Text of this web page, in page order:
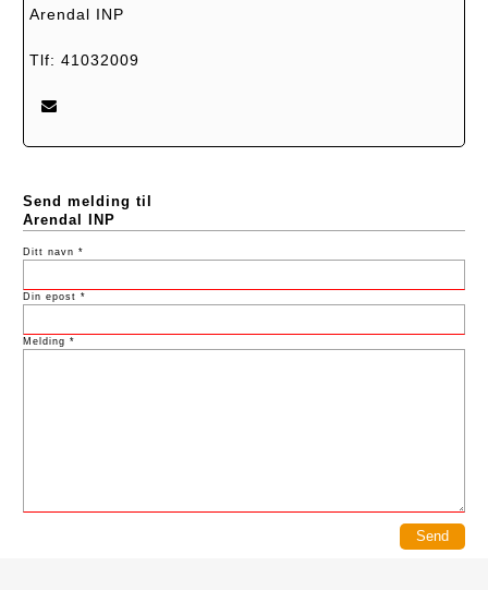
Arendal INP
Tlf: 41032009
Send melding til
Arendal INP
Ditt navn *
Din epost *
Melding *